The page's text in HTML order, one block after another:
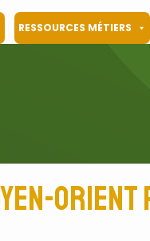
RESSOURCES MÉTIERS
Orient